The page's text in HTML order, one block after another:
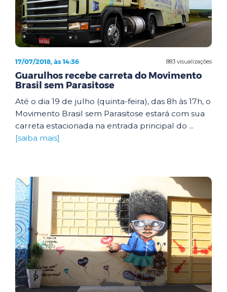
883 visualizações
17/07/2018, às 14:36
Guarulhos recebe carreta do Movimento
Brasil sem Parasitose
Até o dia 19 de julho (quinta-feira), das 8h às 17h, o
Movimento Brasil sem Parasitose estará com sua
carreta estacionada na entrada principal do ...
[saiba mais]